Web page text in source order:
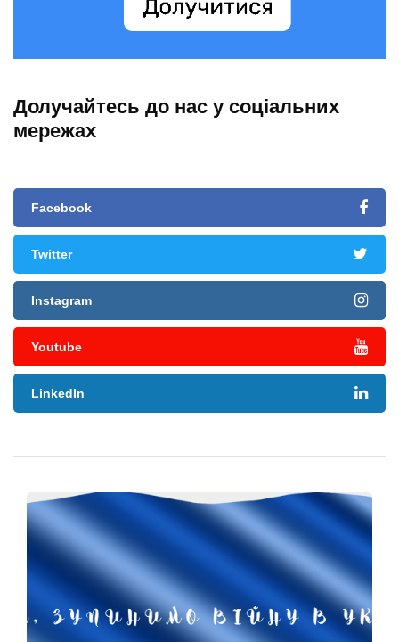
Долучайтесь до нас у соціальних
мережах
Facebook
Twitter
Instagram
Youtube
LinkedIn